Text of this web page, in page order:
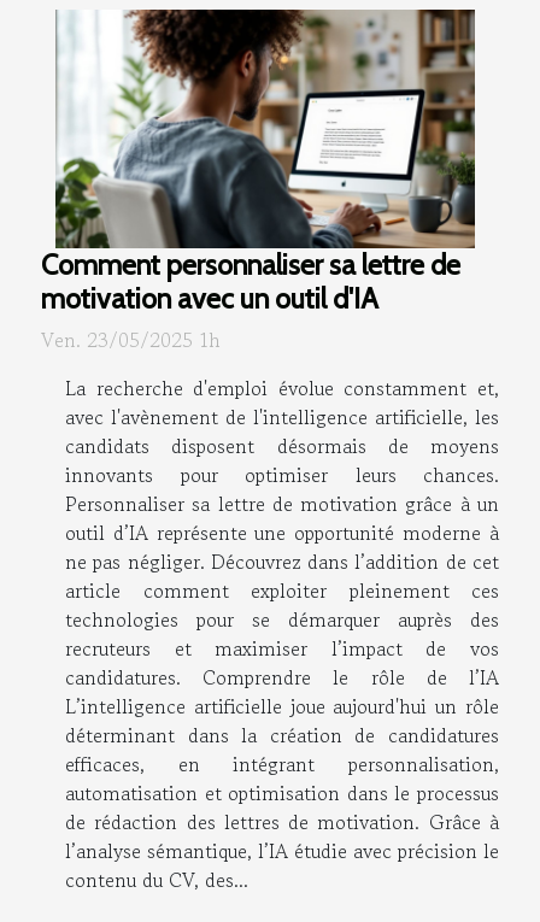
Comment personnaliser sa lettre de
motivation avec un outil d'IA
Ven. 23/05/2025 1h
La recherche d'emploi évolue constamment et,
avec l'avènement de l'intelligence artificielle, les
candidats disposent désormais de moyens
innovants pour optimiser leurs chances.
Personnaliser sa lettre de motivation grâce à un
outil d’IA représente une opportunité moderne à
ne pas négliger. Découvrez dans l’addition de cet
article comment exploiter pleinement ces
technologies pour se démarquer auprès des
recruteurs et maximiser l’impact de vos
candidatures. Comprendre le rôle de l’IA
L’intelligence artificielle joue aujourd'hui un rôle
déterminant dans la création de candidatures
efficaces, en intégrant personnalisation,
automatisation et optimisation dans le processus
de rédaction des lettres de motivation. Grâce à
l’analyse sémantique, l’IA étudie avec précision le
contenu du CV, des...